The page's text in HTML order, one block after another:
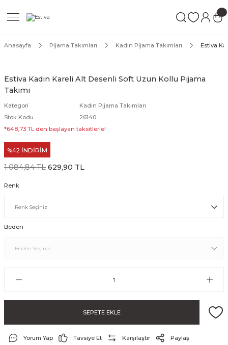
ve Şort
Mayo
Anasayfa Pijama Takımları Kadın Pijama Takımları Estiva
Estiva Kadın Kareli Alt Desenli Soft Uzun Kollu Pijama
Takımı
Kategori
Kadın Pijama Takımları
Stok Kodu
26140
*648,73 TL den başlayan taksitlerle!
%42 İNDİRİM
1.084,84 TL 629,90 TL
Renk
Beden
SEPETE EKLE
Yorum Yap Tavsiye Et Karşılaştır Paylaş